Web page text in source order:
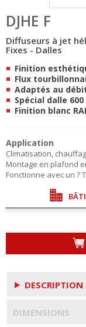
DJHE F
Diffuseurs à jet
Fixes - Dalles
Finition
Flux
Adaptés au
Spécial dalle
Finition blanc
Application
Climatisation,
Montage en plafond
Fonctionne avec un ?
DESCRIPTION
DIMENSIONS